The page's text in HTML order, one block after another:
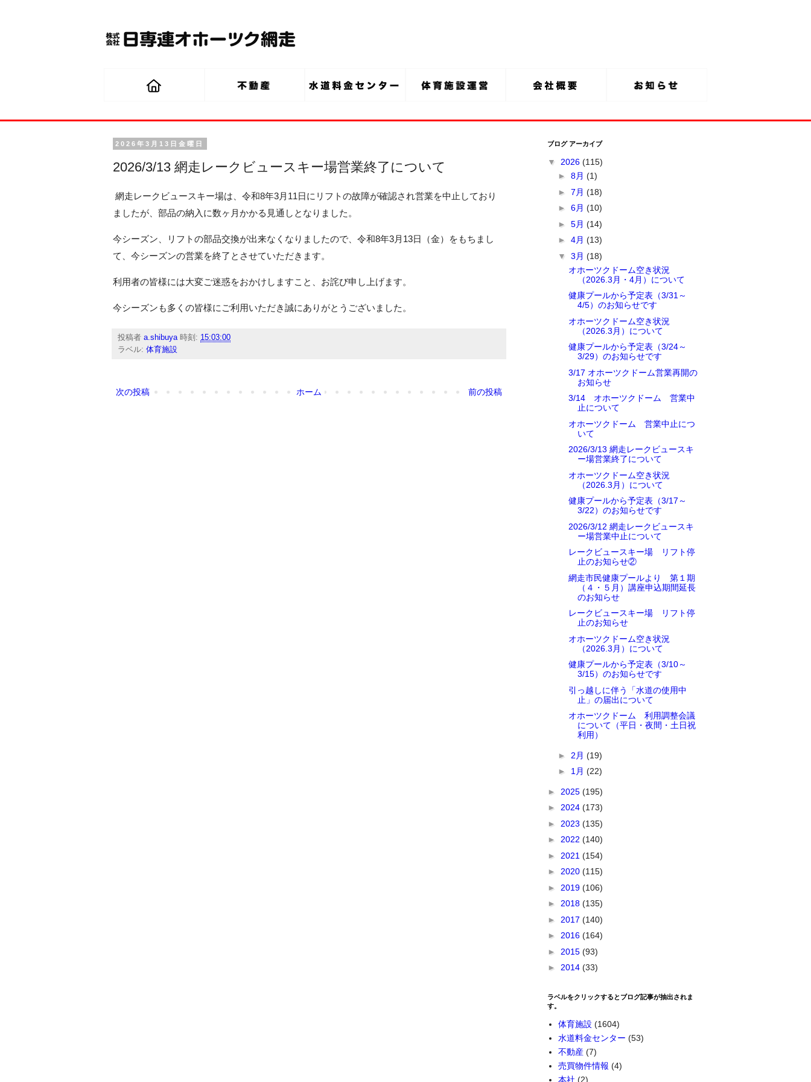
2026年3月13日金曜日
2026/3/13 網走レークビュースキー場営業終了について
網走レークビュースキー場は、令和8年3月11日にリフトの故障が確認され営業を中止しており
ましたが、部品の納入に数ヶ月かかる見通しとなりました。
今シーズン、リフトの部品交換が出来なくなりましたので、令和8年3月13日（金）をもちまし
て、今シーズンの営業を終了とさせていただきます。
利用者の皆様には大変ご迷惑をおかけしますこと、お詫び申し上げます。
今シーズンも多くの皆様にご利用いただき誠にありがとうございました。
投稿者 a.shibuya 時刻: 15:03:00
ラベル: 体育施設
次の投稿 前の投稿
ホーム
ブログ アーカイブ
▼ 2026 (115)
► 8月 (1)
► 7月 (18)
► 6月 (10)
► 5月 (14)
► 4月 (13)
▼ 3月 (18)
オホーツクドーム空き状況
（2026.3月・4月）について
健康プールから予定表（3/31～
4/5）のお知らせです
オホーツクドーム空き状況
（2026.3月）について
健康プールから予定表（3/24～
3/29）のお知らせです
3/17 オホーツクドーム営業再開の
お知らせ
3/14 オホーツクドーム 営業中
止について
オホーツクドーム 営業中止につ
いて
2026/3/13 網走レークビュースキ
ー場営業終了について
オホーツクドーム空き状況
（2026.3月）について
健康プールから予定表（3/17～
3/22）のお知らせです
2026/3/12 網走レークビュースキ
ー場営業中止について
レークビュースキー場 リフト停
止のお知らせ②
網走市民健康プールより 第１期
（４・５月）講座申込期間延長
のお知らせ
レークビュースキー場 リフト停
止のお知らせ
オホーツクドーム空き状況
（2026.3月）について
健康プールから予定表（3/10～
3/15）のお知らせです
引っ越しに伴う「水道の使用中
止」の届出について
オホーツクドーム 利用調整会議
について（平日・夜間・土日祝
利用）
► 2月 (19)
► 1月 (22)
► 2025 (195)
► 2024 (173)
► 2023 (135)
► 2022 (140)
► 2021 (154)
► 2020 (115)
► 2019 (106)
► 2018 (135)
► 2017 (140)
► 2016 (164)
► 2015 (93)
► 2014 (33)
ラベルをクリックするとブログ記事が抽出されま
す。
体育施設 (1604)
水道料金センター (53)
不動産 (7)
売買物件情報 (4)
本社 (2)